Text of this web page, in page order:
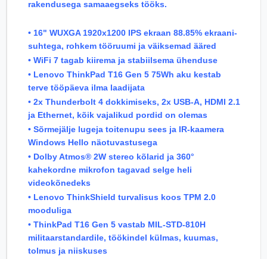
rakendusega samaaegseks tööks.
• 16" WUXGA 1920x1200 IPS ekraan 88.85% ekraani-
suhtega, rohkem tööruumi ja väiksemad ääred
• WiFi 7 tagab kiirema ja stabiilsema ühenduse
• Lenovo ThinkPad T16 Gen 5 75Wh aku kestab
terve tööpäeva ilma laadijata
• 2x Thunderbolt 4 dokkimiseks, 2x USB-A, HDMI 2.1
ja Ethernet, kõik vajalikud pordid on olemas
• Sõrmejälje lugeja toitenupu sees ja IR-kaamera
Windows Hello näotuvastusega
• Dolby Atmos® 2W stereo kõlarid ja 360°
kahekordne mikrofon tagavad selge heli
videokõnedeks
• Lenovo ThinkShield turvalisus koos TPM 2.0
mooduliga
• ThinkPad T16 Gen 5 vastab MIL-STD-810H
militaarstandardile, töökindel külmas, kuumas,
tolmus ja niiskuses